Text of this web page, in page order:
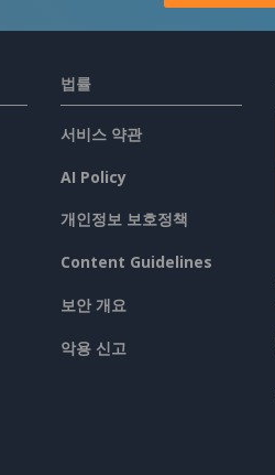
법률
서비스 약관
AI Policy
개인정보 보호정책
Content Guidelines
보안 개요
악용 신고